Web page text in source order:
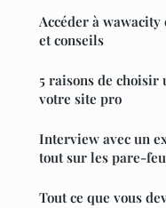
Accéder à
et conseils
5 raisons de
votre site pro
Interview avec un
tout sur les pare-feu
Tout ce que vous